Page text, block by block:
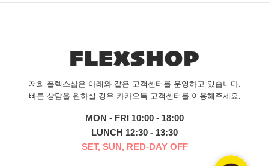
저희 플렉스샵은 아래와 같은 고객센터를 운영하고 있습니다.
빠른 상담을 원하실 경우 카카오톡 고객센터를 이용해주세요.
MON - FRI 10:00 - 18:00
LUNCH 12:30 - 13:30
SET, SUN, RED-DAY OFF